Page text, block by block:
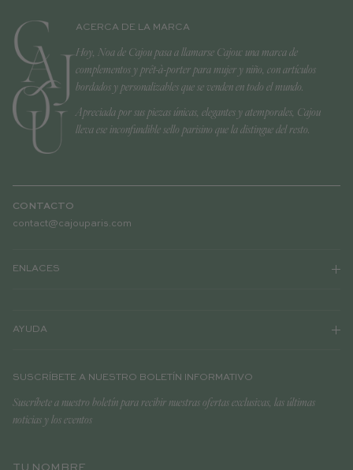
ACERCA DE LA MARCA
Hoy, Noa de Cajou pasa a llamarse Cajou: una marca de
complementos y prêt-à-porter para mujer y niño, con artículos
bordados y personalizables que se venden en todo el mundo.
Apreciada por sus piezas únicas, elegantes y atemporales, Cajou
lleva ese inconfundible sello parisino que la distingue del resto.
CONTACTO
contact@cajouparis.com
ENLACES
AYUDA
SUSCRÍBETE A NUESTRO BOLETÍN INFORMATIVO
Suscríbete a nuestro boletín para recibir nuestras ofertas exclusivas, las últimas
noticias y los eventos